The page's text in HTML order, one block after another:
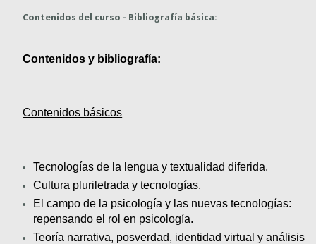
Contenidos del curso - Bibliografía básica:
Contenidos y bibliografía:
Contenidos básicos
Tecnologías de la lengua y textualidad diferida.
Cultura pluriletrada y tecnologías.
El campo de la psicología y las nuevas tecnologías:
repensando el rol en psicología.
Teoría narrativa, posverdad, identidad virtual y análisis